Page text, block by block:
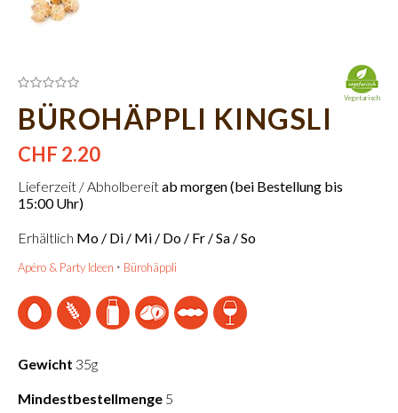
BÜROHÄPPLI KINGSLI
CHF 2.20
Vegetarisch
Lieferzeit / Abholbereitab morgen (bei Bestellung bis
15:00 Uhr)
Erhältlich Mo / Di / Mi / Do / Fr / Sa / So
Apéro & Party Ideen Bürohäppli
Gewicht 35g
Mindestbestellmenge 5